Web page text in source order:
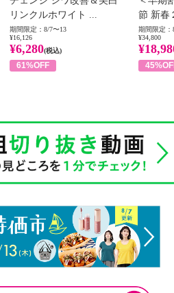
リンクルホワイト ...
期間限定：8/7〜13
¥16,126
¥6,280(税込)
61%OFF
節 新春
期間限定：
¥34,800